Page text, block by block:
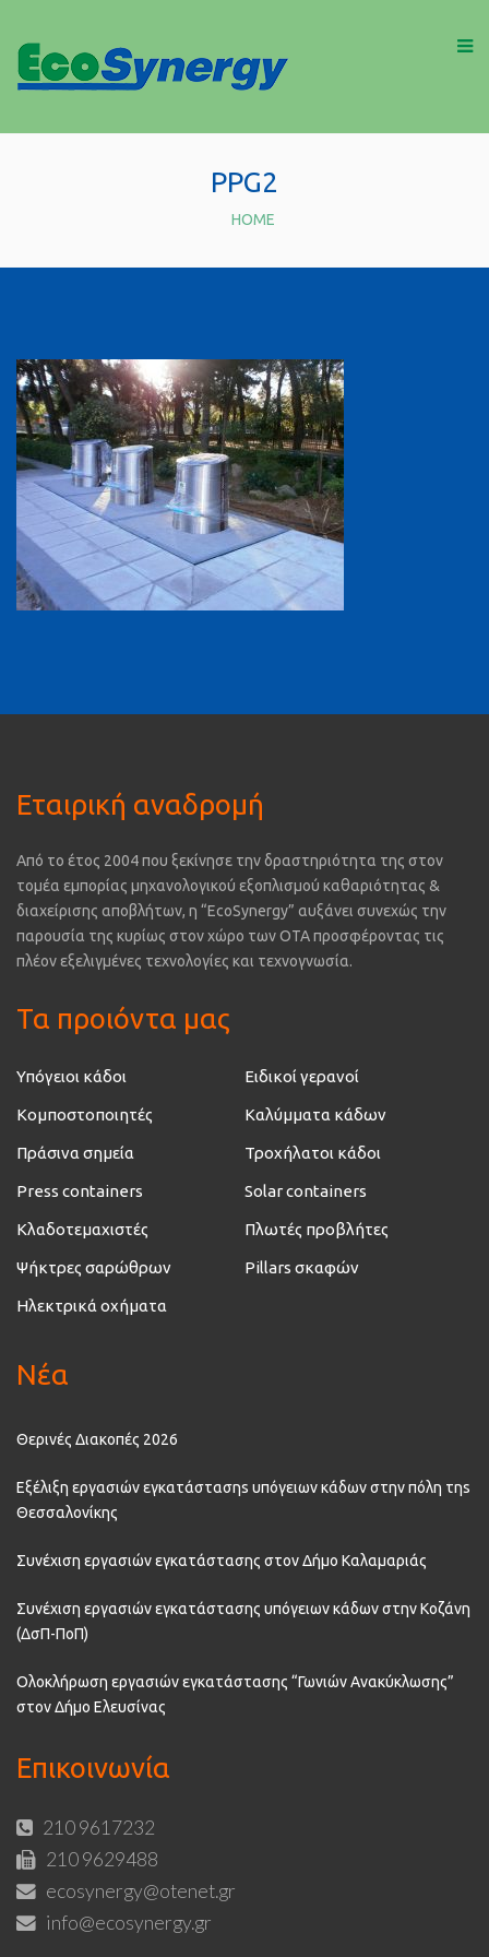
PPG2
HOME
Εταιρική αναδρομή
Από το έτος 2004 που ξεκίνησε την δραστηριότητα της στον
τομέα εμπορίας μηχανολογικού εξοπλισμού καθαριότητας &
διαχείρισης αποβλήτων, η “EcoSynergy” αυξάνει συνεχώς την
παρουσία της κυρίως στον χώρο των ΟΤΑ προσφέροντας τις
πλέον εξελιγμένες τεχνολογίες και τεχνογνωσία.
Τα προιόντα μας
Υπόγειοι κάδοι Ειδικοί γερανοί
Κομποστοποιητές Καλύμματα κάδων
Πράσινα σημεία Τροχήλατοι κάδοι
Press containers Solar containers
Κλαδοτεμαχιστές Πλωτές προβλήτες
Ψήκτρες σαρώθρων Pillars σκαφών
Ηλεκτρικά οχήματα
Νέα
Θερινές Διακοπές 2026
Εξέλιξη εργασιών εγκατάστασηs υπόγειων κάδων στην πόλη τηs
Θεσσαλονίκης
Συνέχιση εργασιών εγκατάστασης στον Δήμο Καλαμαριάς
Συνέχιση εργασιών εγκατάστασης υπόγειων κάδων στην Κοζάνη
(ΔσΠ-ΠοΠ)
Ολοκλήρωση εργασιών εγκατάστασης “Γωνιών Ανακύκλωσης”
στον Δήμο Ελευσίνας
Επικοινωνία
210 9617232
210 9629488
ecosynergy@otenet.gr
info@ecosynergy.gr